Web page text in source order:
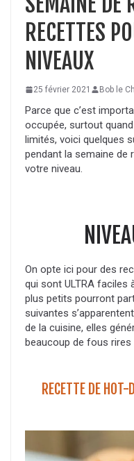
RECETTES
NIVEAUX
25 février 2021 Bob le
Parce que c’est
occupée, surtout
limités, voici quelques
pendant la semaine de
votre niveau.
On opte ici pour des
qui sont ULTRA faciles
plus petits pourront
suivantes
de la cuisine, elles
beaucoup de fous rires
RECETTE DE HOT-